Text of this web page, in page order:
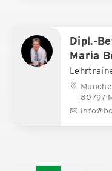
Dipl.-
Maria
80797